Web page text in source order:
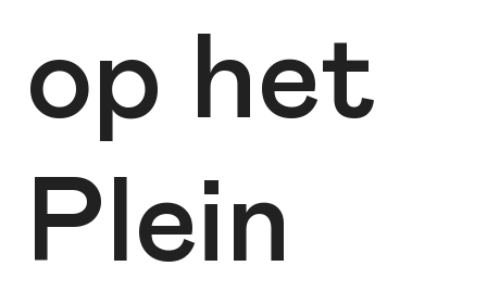
op het
Plein